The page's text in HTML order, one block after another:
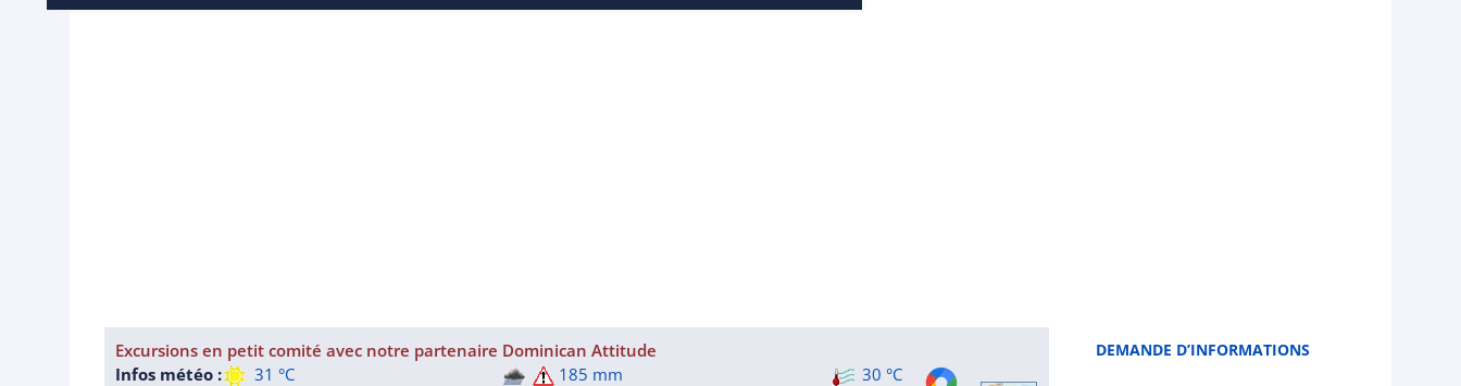
DEMANDE D’INFORMATIONS
Excursions en petit comité avec notre partenaire Dominican Attitude
Infos météo :
31 °C 185 mm
30 °C